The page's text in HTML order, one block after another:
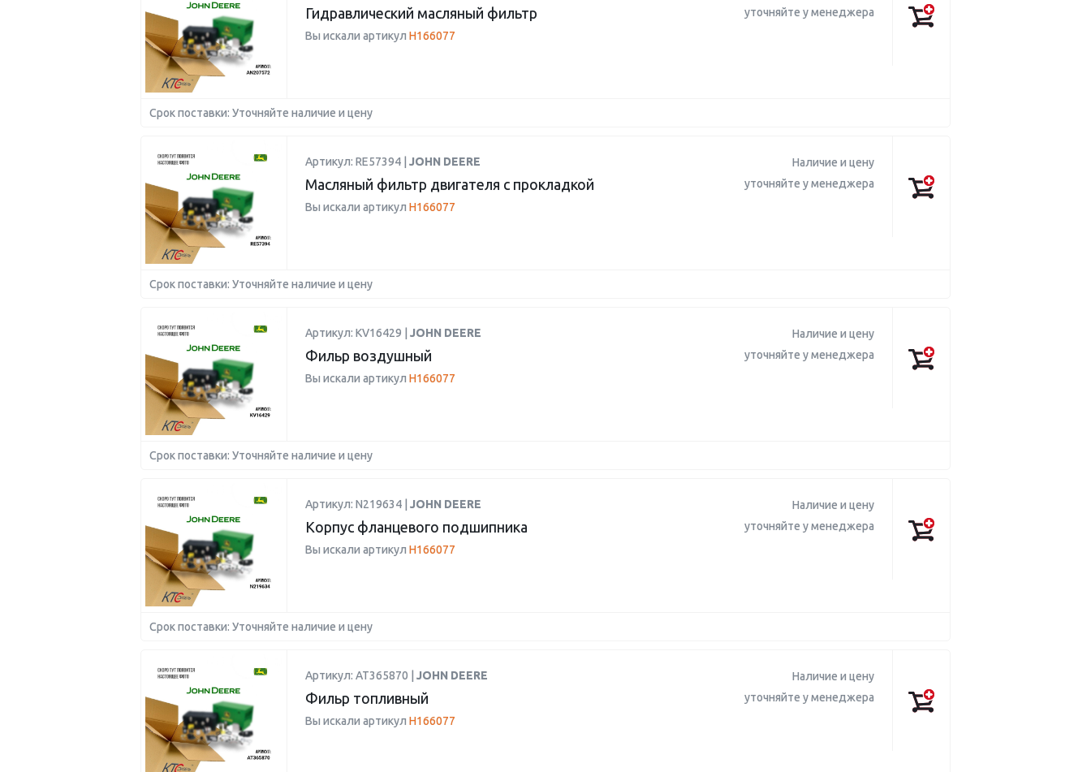
Гидравлический масляный фильтр
Вы искали артикул H166077
уточняйте у менеджера
Срок поставки: Уточняйте наличие и цену
Артикул: RE57394 | JOHN DEERE
Масляный фильтр двигателя с прокладкой
Вы искали артикул H166077
Наличие и цену
уточняйте у менеджера
Срок поставки: Уточняйте наличие и цену
Артикул: KV16429 | JOHN DEERE
Фильр воздушный
Вы искали артикул H166077
Наличие и цену
уточняйте у менеджера
Срок поставки: Уточняйте наличие и цену
Артикул: N219634 | JOHN DEERE
Корпус фланцевого подшипника
Вы искали артикул H166077
Наличие и цену
уточняйте у менеджера
Срок поставки: Уточняйте наличие и цену
Артикул: AT365870 | JOHN DEERE
Фильр топливный
Вы искали артикул H166077
Наличие и цену
уточняйте у менеджера